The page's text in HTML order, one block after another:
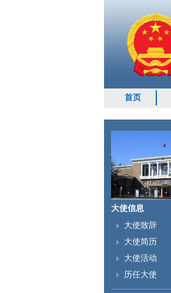
首页
大使信息
大使致辞
大使简历
大使活动
历任大使